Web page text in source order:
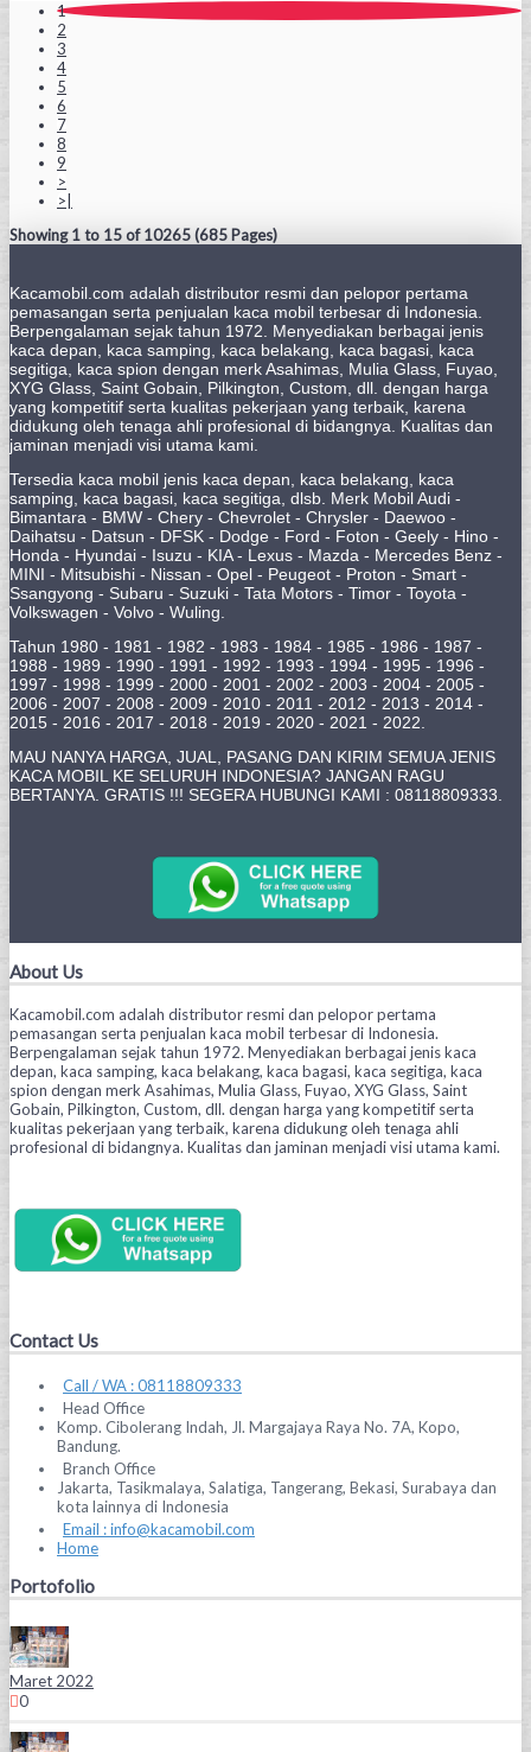
1
2
3
4
5
6
7
8
9
>
>|
Showing 1 to 15 of 10265 (685 Pages)
Kacamobil.com adalah distributor resmi dan pelopor pertama
pemasangan serta penjualan kaca mobil terbesar di Indonesia.
Berpengalaman sejak tahun 1972. Menyediakan berbagai jenis
kaca depan, kaca samping, kaca belakang, kaca bagasi, kaca
segitiga, kaca spion dengan merk Asahimas, Mulia Glass, Fuyao,
XYG Glass, Saint Gobain, Pilkington, Custom, dll. dengan harga
yang kompetitif serta kualitas pekerjaan yang terbaik, karena
didukung oleh tenaga ahli profesional di bidangnya. Kualitas dan
jaminan menjadi visi utama kami.
Tersedia kaca mobil jenis kaca depan, kaca belakang, kaca
samping, kaca bagasi, kaca segitiga, dlsb. Merk Mobil Audi -
Bimantara - BMW - Chery - Chevrolet - Chrysler - Daewoo -
Daihatsu - Datsun - DFSK - Dodge - Ford - Foton - Geely - Hino -
Honda - Hyundai - Isuzu - KIA - Lexus - Mazda - Mercedes Benz -
MINI - Mitsubishi - Nissan - Opel - Peugeot - Proton - Smart -
Ssangyong - Subaru - Suzuki - Tata Motors - Timor - Toyota -
Volkswagen - Volvo - Wuling.
Tahun 1980 - 1981 - 1982 - 1983 - 1984 - 1985 - 1986 - 1987 -
1988 - 1989 - 1990 - 1991 - 1992 - 1993 - 1994 - 1995 - 1996 -
1997 - 1998 - 1999 - 2000 - 2001 - 2002 - 2003 - 2004 - 2005 -
2006 - 2007 - 2008 - 2009 - 2010 - 2011 - 2012 - 2013 - 2014 -
2015 - 2016 - 2017 - 2018 - 2019 - 2020 - 2021 - 2022.
MAU NANYA HARGA, JUAL, PASANG DAN KIRIM SEMUA JENIS
KACA MOBIL KE SELURUH INDONESIA? JANGAN RAGU
BERTANYA. GRATIS !!! SEGERA HUBUNGI KAMI : 08118809333.
About Us
Kacamobil.com adalah distributor resmi dan pelopor pertama
pemasangan serta penjualan kaca mobil terbesar di Indonesia.
Berpengalaman sejak tahun 1972. Menyediakan berbagai jenis kaca
depan, kaca samping, kaca belakang, kaca bagasi, kaca segitiga, kaca
spion dengan merk Asahimas, Mulia Glass, Fuyao, XYG Glass, Saint
Gobain, Pilkington, Custom, dll. dengan harga yang kompetitif serta
kualitas pekerjaan yang terbaik, karena didukung oleh tenaga ahli
profesional di bidangnya. Kualitas dan jaminan menjadi visi utama kami.
Contact Us
Call / WA : 08118809333
Head Office
Komp. Cibolerang Indah, Jl. Margajaya Raya No. 7A, Kopo,
Bandung.
Branch Office
Jakarta, Tasikmalaya, Salatiga, Tangerang, Bekasi, Surabaya dan
kota lainnya di Indonesia
Email : info@kacamobil.com
Home
Portofolio
Maret 2022
0